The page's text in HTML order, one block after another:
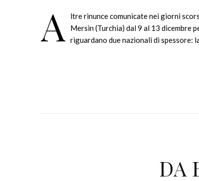
A
ltre rinunce comunicate nei giorni
Mersin (Turchia) dal 9 al 13 dicembre
riguardano due nazionali di spessore:
DA